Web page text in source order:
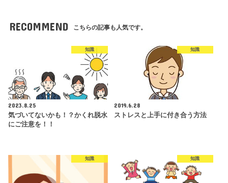
RECOMMEND こちらの記事も人気です。
知識
2023.8.25
気づいてないかも！？かくれ脱水
にご注意を！！
知識
2019.6.28
ストレスと上手に付き合う方法
知識 知識